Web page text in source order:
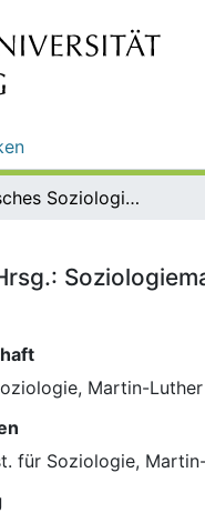
Studentisches Soziologiemagazin ; Ausg. 1 / Hrsg.: Soziologiemagazin e.V., Institut für Soziologie, Martin-Luther Universität Halle-Wittenberg
Martin-
für Soziologie,